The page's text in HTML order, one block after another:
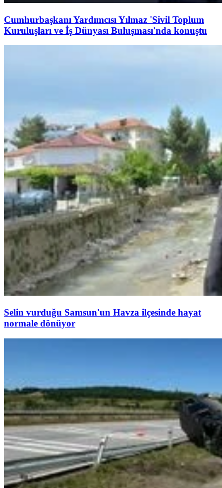
Cumhurbaşkanı Yardımcısı Yılmaz 'Sivil Toplum
Kuruluşları ve İş Dünyası Buluşması'nda konuştu
Selin vurduğu Samsun'un Havza ilçesinde hayat
normale dönüyor